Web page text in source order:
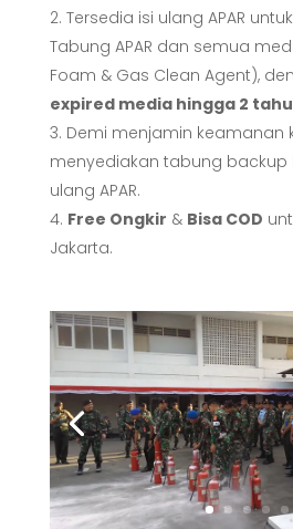
Tersedia isi ulang APAR
Tabung APAR dan semua
Foam & Gas Clean Agent),
expired media hingga 2
Demi menjamin keamanan
menyediakan tabung backup
ulang APAR.
Free Ongkir & Bisa COD
Jakarta.